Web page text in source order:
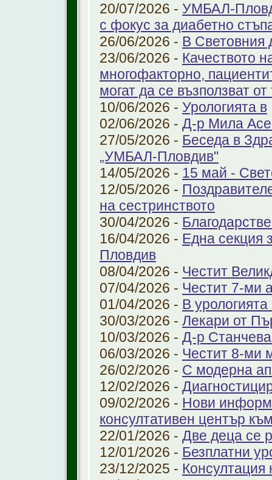
20/07/2026 - УМБАЛ-
с фокус за диабетно
26/06/2026 - В Световния
23/06/2026 - Качеството
многофакторно,
могат да се възползват от
10/06/2026 - Урологията в
02/06/2026 - Д-р Мила
27/05/2026 - Беседа в
„УМБАЛ-Пловдив"
14/05/2026 - 15 май -
12/05/2026 -
на сестринството
30/04/2026 -
16/04/2026 - Една секция
Пловдив
08/04/2026 - Честит
07/04/2026 - Честит 7-ми
01/04/2026 - В урологията
30/03/2026 - Лекари от
10/03/2026 - Д-р
06/03/2026 - Честит 8-ми
26/02/2026 - С модерна
12/02/2026 -
09/02/2026 - Нови
консултативен център
22/01/2026 - Две деца се
12/01/2026 - Безплатни
23/12/2025 - Консултация